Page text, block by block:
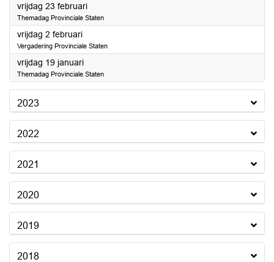
vrijdag 23 februari2024
Themadag Provinciale Staten
vrijdag 2 februari2024
Vergadering Provinciale Staten
vrijdag 19 januari2024
Themadag Provinciale Staten
2023
2022
2021
2020
2019
2018